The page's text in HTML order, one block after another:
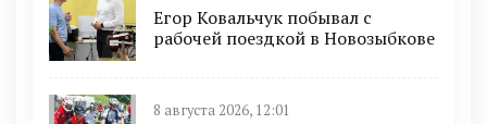
Егор Ковальчук побывал с
рабочей поездкой в Новозыбкове
8 августа 2026, 12:01